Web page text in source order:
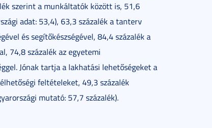
szerint a munkáltatók között is, 51,6
adat: 53,4), 63,3 százalék a tanterv
és segítőkészségével, 84,4 százalék a
74,8 százalék az egyetemi
Jónak tartja a lakhatási lehetőségeket a
feltételeket, 49,3 százalék
mutató: 57,7 százalék).